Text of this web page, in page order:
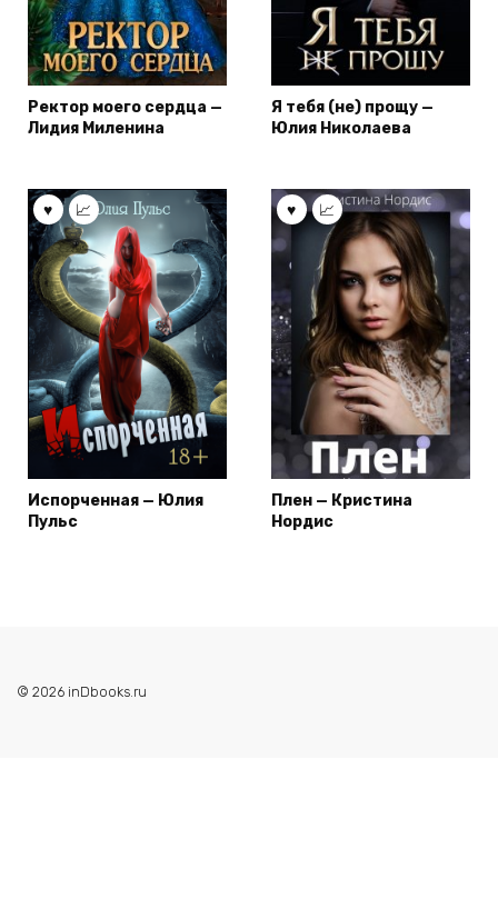
Ректор моего сердца —
Лидия Миленина
Я тебя (не) прощу —
Юлия Николаева
Испорченная — Юлия
Пульс
Плен — Кристина
Нордис
© 2026 inDbooks.ru